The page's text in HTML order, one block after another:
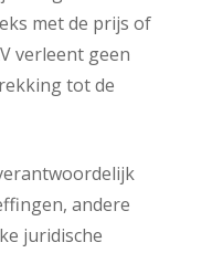
met de prijs of
verleent geen
tot de
andere
juridische